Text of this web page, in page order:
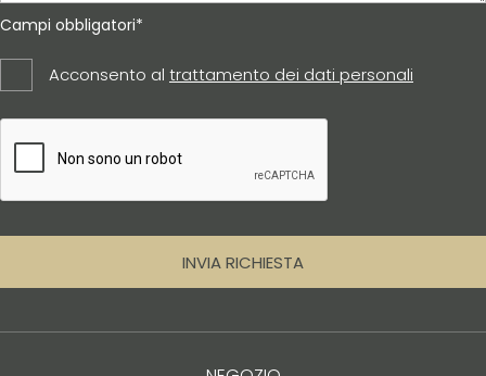
Campi obbligatori*
Acconsento al trattamento dei dati personali
INVIA RICHIESTA